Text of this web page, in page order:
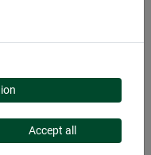
Accept all